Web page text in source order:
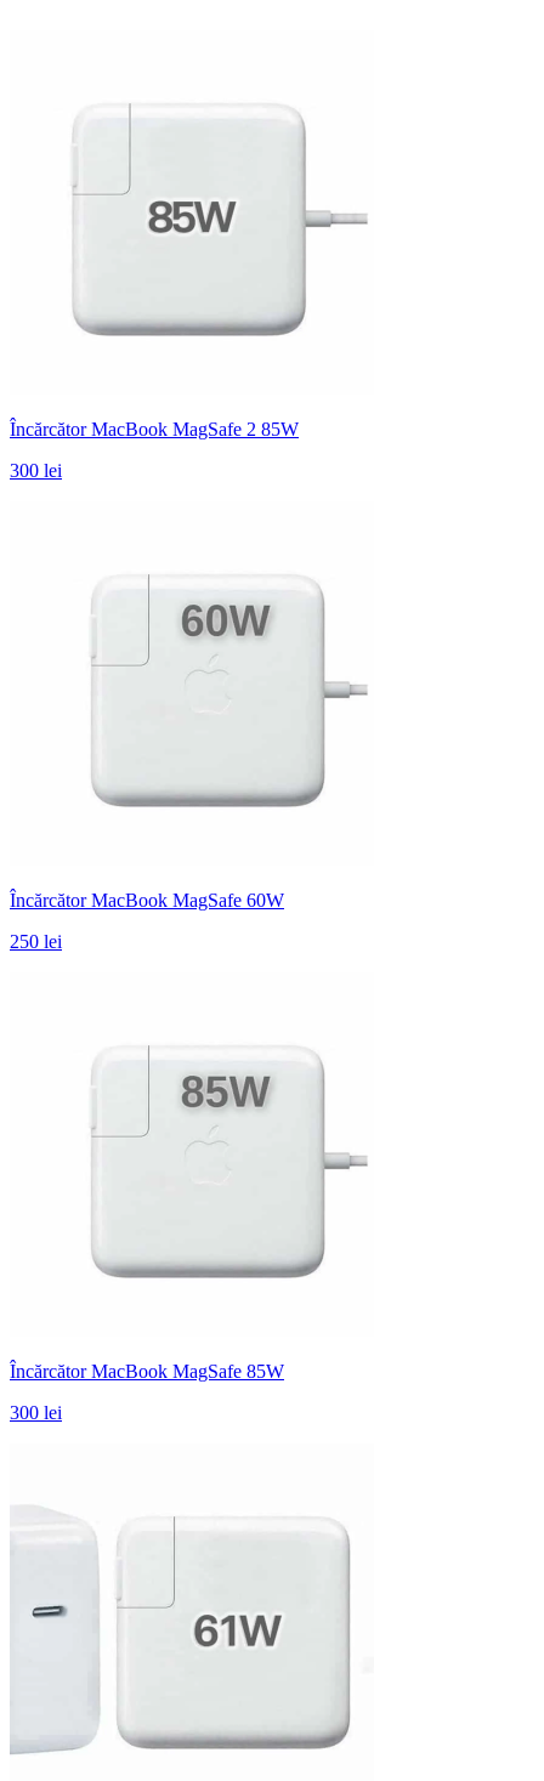
Încărcător MacBook MagSafe 2 85W
300 lei
Încărcător MacBook MagSafe 60W
250 lei
Încărcător MacBook MagSafe 85W
300 lei